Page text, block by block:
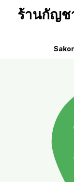
ร้านกัญช